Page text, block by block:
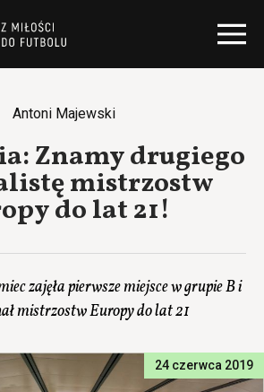
Antoni Majewski
Znamy drugiego
mistrzostw
do lat 21!
zajęła pierwsze miejsce w grupie B i
mistrzostw Europy do lat 21
24 czerwca 2019